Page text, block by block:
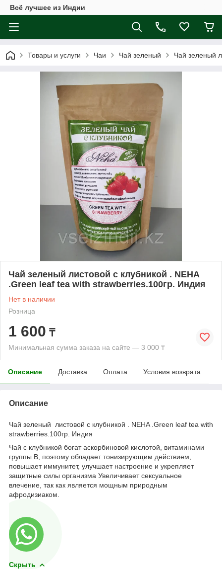
Всё лучшее из Индии
Товары и услуги Чаи Чай зеленый Чай зеленый
Чай зеленый листовой с клубникой . NEHA
.Green leaf tea with strawberries.100гр. Индия
Нет в наличии
Розница
1 600 ₸
Минимальная сумма заказа на сайте — 3 000 ₸
Описание Доставка Оплата Условия возврата
Описание
Чай зеленый листовой с клубникой . NEHA .Green leaf tea with
strawberries.100гр. Индия
Чай с клубникой богат аскорбиновой кислотой, витаминами
группы В, поэтому обладает тонизирующим действием,
повышает иммунитет, улучшает настроение и укрепляет
защитные силы организма Увеличивает сексуальное
влечение, так как является мощным природным
афродизиаком.
Скрыть